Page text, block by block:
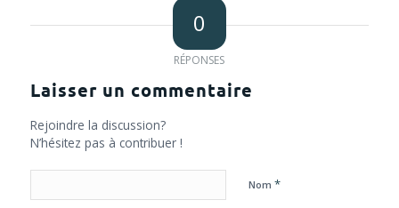
0
RÉPONSES
Laisser un commentaire
Rejoindre la discussion?
N’hésitez pas à contribuer !
Nom *